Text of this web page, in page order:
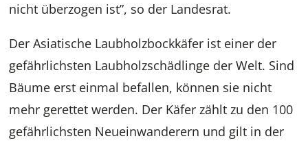
nicht überzogen ist”, so der Landesrat.
Der Asiatische Laubholzbockkäfer ist einer der
gefährlichsten Laubholzschädlinge der Welt. Sind
Bäume erst einmal befallen, können sie nicht
mehr gerettet werden. Der Käfer zählt zu den 100
gefährlichsten Neueinwanderern und gilt in der